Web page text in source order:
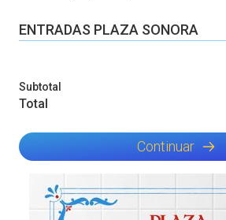
ENTRADAS PLAZA SONORA
Subtotal
Total
Continuar